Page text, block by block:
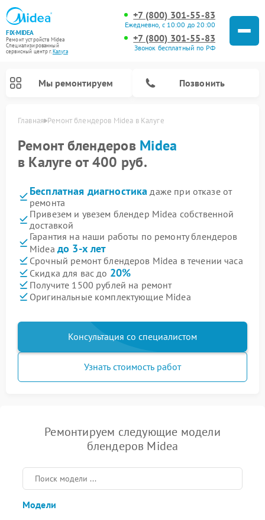
FIX-MIDEA
Ремонт устройств Midea
Специализированный
cервисный центр г.Калуга
+7 (800) 301-55-83
Ежедневно, с 10:00 до 20:00
+7 (800) 301-55-83
Звонок бесплатный по РФ
Мы ремонтируем Позвонить
Главная Ремонт блендеров Midea в Калуге
Ремонт блендеров Midea
в Калуге от 400 руб.
Бесплатная диагностика даже при отказе от
ремонта
Привезем и увезем блендер Midea собственной
доставкой
Гарантия на наши работы по ремонту блендеров
Midea до 3-х лет
Срочный ремонт блендеров Midea в течении часа
Скидка для вас до 20%
Получите 1500 рублей на ремонт
Оригинальные комплектующие Midea
Консультация со специалистом
Узнать стоимость работ
Ремонтируем следующие модели
блендеров Midea
Модели